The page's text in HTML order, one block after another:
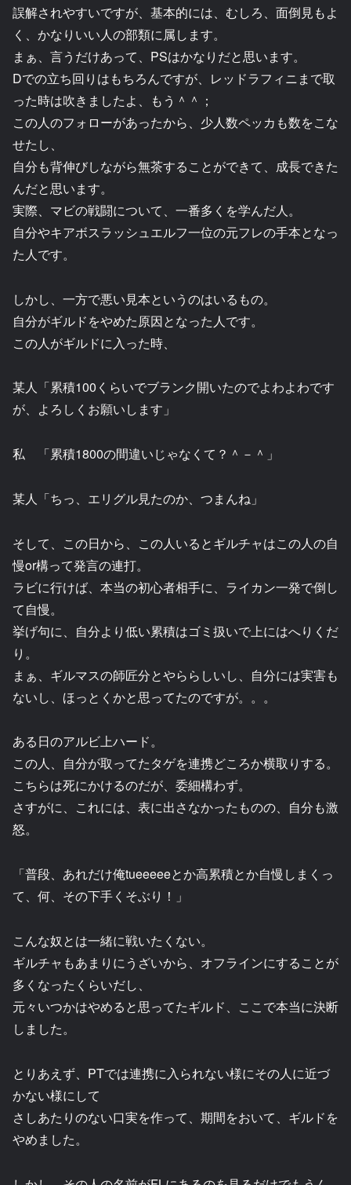
誤解されやすいですが、基本的には、むしろ、面倒見もよ
く、かなりいい人の部類に属します。
まぁ、言うだけあって、PSはかなりだと思います。
Dでの立ち回りはもちろんですが、レッドラフィニまで取
った時は吹きましたよ、もう＾＾；
この人のフォローがあったから、少人数ペッカも数をこな
せたし、
自分も背伸びしながら無茶することができて、成長できた
んだと思います。
実際、マビの戦闘について、一番多くを学んだ人。
自分やキアボスラッシュエルフ一位の元フレの手本となっ
た人です。
しかし、一方で悪い見本というのはいるもの。
自分がギルドをやめた原因となった人です。
この人がギルドに入った時、
某人「累積100くらいでブランク開いたのでよわよわです
が、よろしくお願いします」
私 「累積1800の間違いじゃなくて？＾－＾」
某人「ちっ、エリグル見たのか、つまんね」
そして、この日から、この人いるとギルチャはこの人の自
慢or構って発言の連打。
ラビに行けば、本当の初心者相手に、ライカン一発で倒し
て自慢。
挙げ句に、自分より低い累積はゴミ扱いで上にはへりくだ
り。
まぁ、ギルマスの師匠分とやららしいし、自分には実害も
ないし、ほっとくかと思ってたのですが。。。
ある日のアルビ上ハード。
この人、自分が取ってたタゲを連携どころか横取りする。
こちらは死にかけるのだが、委細構わず。
さすがに、これには、表に出さなかったものの、自分も激
怒。
「普段、あれだけ俺tueeeeeとか高累積とか自慢しまくっ
て、何、その下手くそぶり！」
こんな奴とは一緒に戦いたくない。
ギルチャもあまりにうざいから、オフラインにすることが
多くなったくらいだし、
元々いつかはやめると思ってたギルド、ここで本当に決断
しました。
とりあえず、PTでは連携に入られない様にその人に近づ
かない様にして
さしあたりのない口実を作って、期間をおいて、ギルドを
やめました。